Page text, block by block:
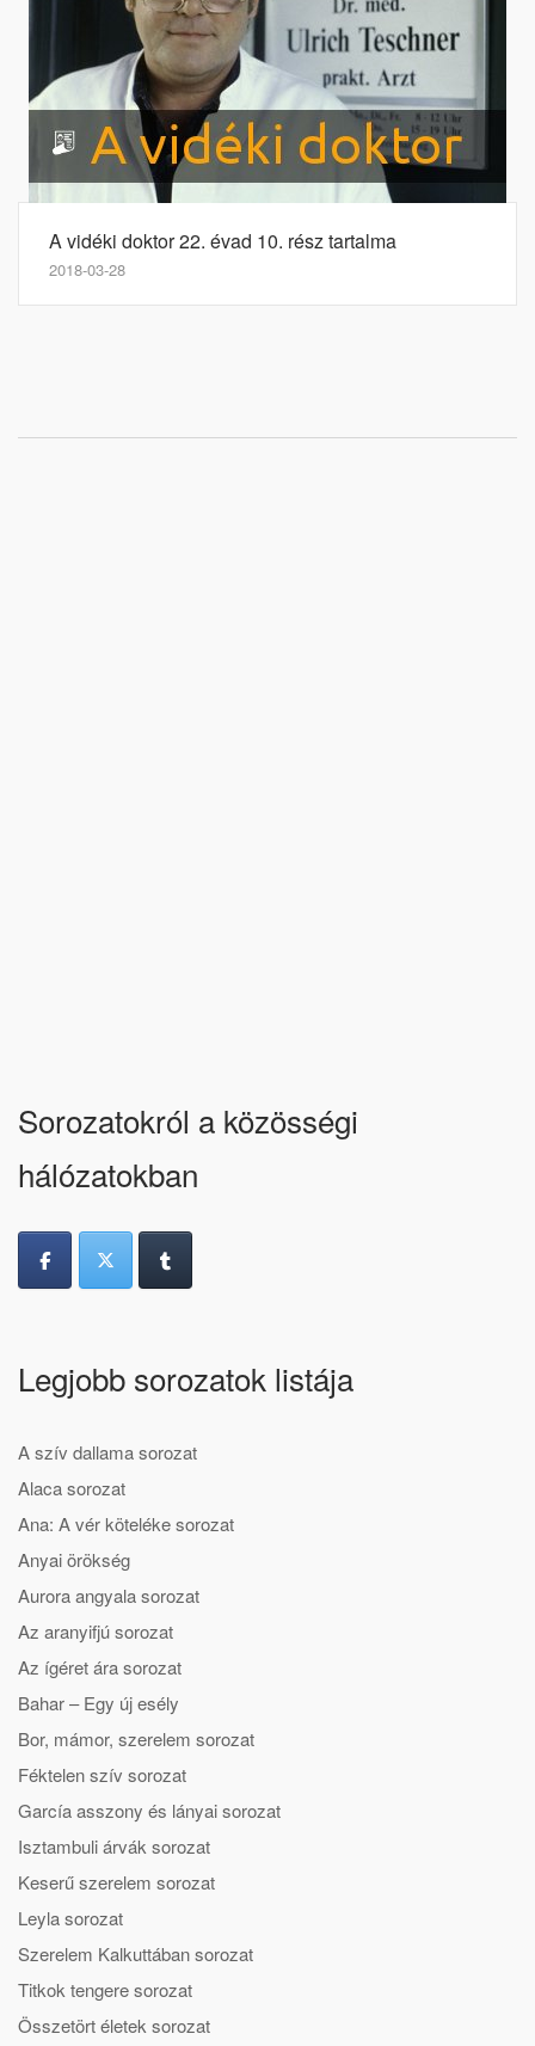
A vidéki doktor 22. évad 10. rész tartalma
2018-03-28
Sorozatokról a közösségi
hálózatokban
Legjobb sorozatok listája
A szív dallama sorozat
Alaca sorozat
Ana: A vér köteléke sorozat
Anyai örökség
Aurora angyala sorozat
Az aranyifjú sorozat
Az ígéret ára sorozat
Bahar – Egy új esély
Bor, mámor, szerelem sorozat
Féktelen szív sorozat
García asszony és lányai sorozat
Isztambuli árvák sorozat
Keserű szerelem sorozat
Leyla sorozat
Szerelem Kalkuttában sorozat
Titkok tengere sorozat
Összetört életek sorozat